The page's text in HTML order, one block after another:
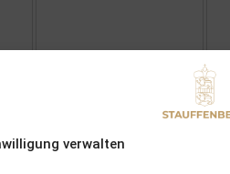
verwalten